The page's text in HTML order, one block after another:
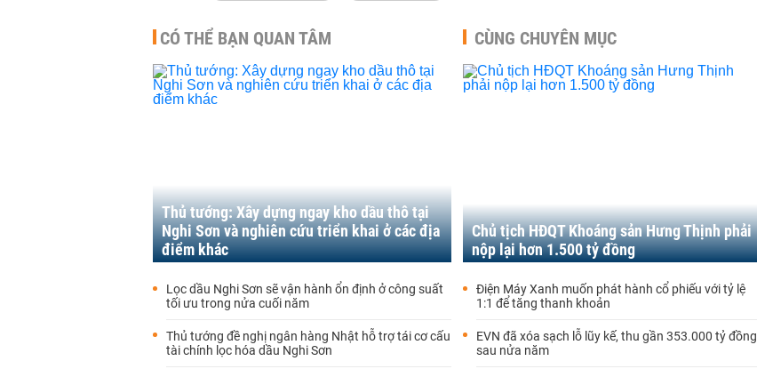
CÓ THỂ BẠN QUAN TÂM
Thủ tướng: Xây dựng ngay kho dầu thô tại
Nghi Sơn và nghiên cứu triển khai ở các địa
điểm khác
Lọc dầu Nghi Sơn sẽ vận hành ổn định ở công suất
tối ưu trong nửa cuối năm
Thủ tướng đề nghị ngân hàng Nhật hỗ trợ tái cơ cấu
tài chính lọc hóa dầu Nghi Sơn
CÙNG CHUYÊN MỤC
Chủ tịch HĐQT Khoáng sản Hưng Thịnh phải
nộp lại hơn 1.500 tỷ đồng
Điện Máy Xanh muốn phát hành cổ phiếu với tỷ lệ
1:1 để tăng thanh khoản
EVN đã xóa sạch lỗ lũy kế, thu gần 353.000 tỷ đồng
sau nửa năm